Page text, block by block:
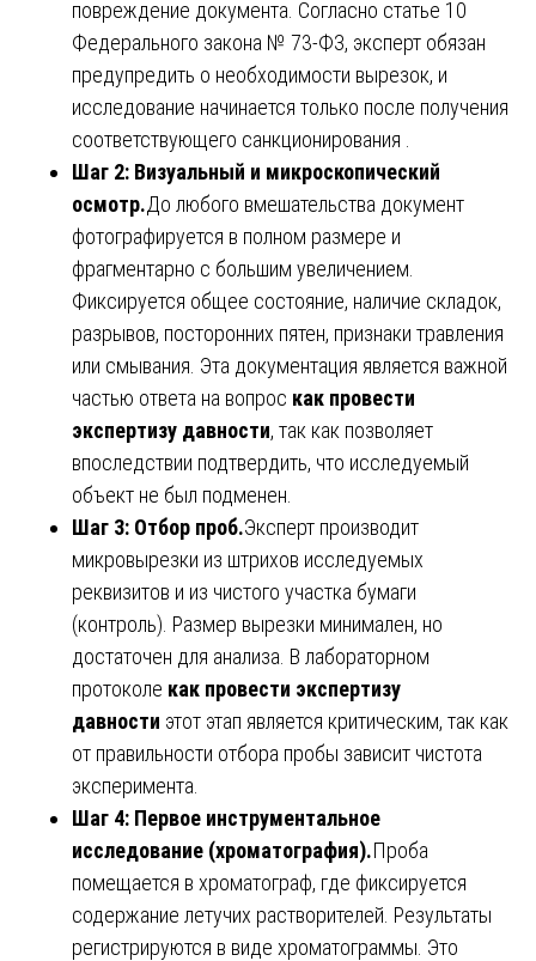
повреждение документа. Согласно статье 10
Федерального закона № 73-ФЗ, эксперт обязан
предупредить о необходимости вырезок, и
исследование начинается только после получения
соответствующего санкционирования .
Шаг 2: Визуальный и микроскопический
осмотр.До любого вмешательства документ
фотографируется в полном размере и
фрагментарно с большим увеличением.
Фиксируется общее состояние, наличие складок,
разрывов, посторонних пятен, признаки травления
или смывания. Эта документация является важной
частью ответа на вопрос как провести
экспертизу давности, так как позволяет
впоследствии подтвердить, что исследуемый
объект не был подменен.
Шаг 3: Отбор проб.Эксперт производит
микровырезки из штрихов исследуемых
реквизитов и из чистого участка бумаги
(контроль). Размер вырезки минимален, но
достаточен для анализа. В лабораторном
протоколе как провести экспертизу
давности этот этап является критическим, так как
от правильности отбора пробы зависит чистота
эксперимента.
Шаг 4: Первое инструментальное
исследование (хроматография).Проба
помещается в хроматограф, где фиксируется
содержание летучих растворителей. Результаты
регистрируются в виде хроматограммы. Это